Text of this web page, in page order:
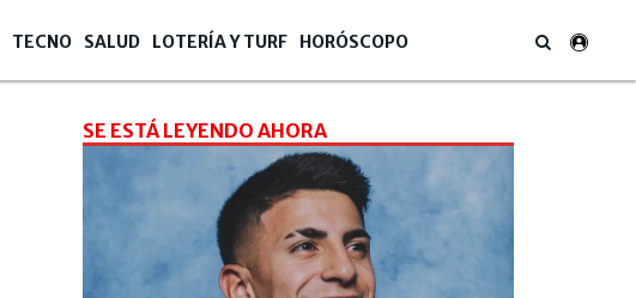
TECNO SALUD LOTERÍA Y TURF HORÓSCOPO
SE ESTÁ LEYENDO AHORA